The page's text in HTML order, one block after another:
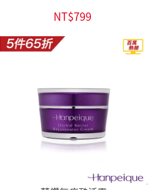
NT$799